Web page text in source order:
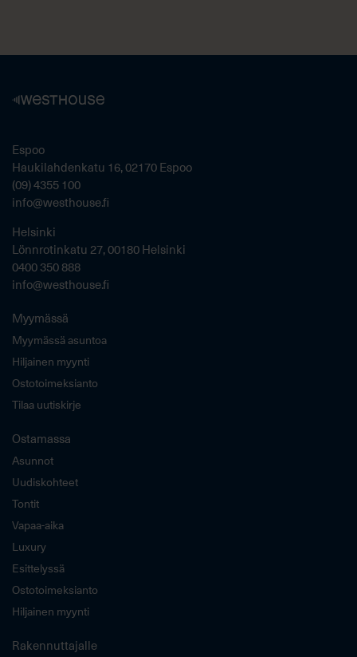
Espoo
Haukilahdenkatu 16, 02170 Espoo
(09) 4355 100
info@westhouse.fi
Helsinki
Lönnrotinkatu 27, 00180 Helsinki
0400 350 888
info@westhouse.fi
Myymässä
Myymässä asuntoa
Hiljainen myynti
Ostotoimeksianto
Tilaa uutiskirje
Ostamassa
Asunnot
Uudiskohteet
Tontit
Vapaa-aika
Luxury
Esittelyssä
Ostotoimeksianto
Hiljainen myynti
Rakennuttajalle